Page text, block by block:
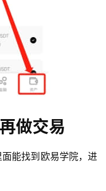
做交易
能找到欧易学院，进